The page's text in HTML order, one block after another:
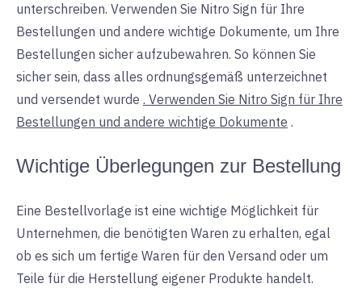
unterschreiben. Verwenden Sie Nitro Sign für Ihre
Bestellungen und andere wichtige Dokumente, um Ihre
Bestellungen sicher aufzubewahren. So können Sie
sicher sein, dass alles ordnungsgemäß unterzeichnet
und versendet wurde . Verwenden Sie Nitro Sign für Ihre
Bestellungen und andere wichtige Dokumente .
Wichtige Überlegungen zur Bestellung
Eine Bestellvorlage ist eine wichtige Möglichkeit für
Unternehmen, die benötigten Waren zu erhalten, egal
ob es sich um fertige Waren für den Versand oder um
Teile für die Herstellung eigener Produkte handelt.